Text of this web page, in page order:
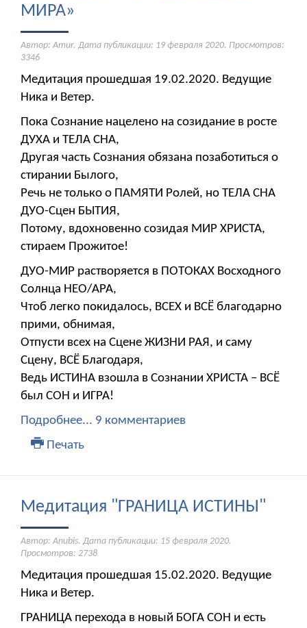
МИРА»
Автор: Amur. Дата публикации: 19 февраля 2020. Просмотров:
3346
Медитация прошедшая 19.02.2020. Ведущие
Ника и Ветер.
Пока Сознание нацелено на созидание в росте
ДУХА и ТЕЛА СНА,
Другая часть Сознания обязана позаботиться о
стирании Былого,
Речь не только о ПАМЯТИ Ролей, но ТЕЛА СНА
ДУО-Сцен БЫТИЯ,
Потому, вдохновенно созидая МИР ХРИСТА,
стираем Прожитое!
ДУО-МИР растворяется в ПОТОКАХ Восходного
Солнца НЕО/АРА,
Чтоб легко покидалось, ВСЕХ и ВСЁ благодарно
прими, обнимая,
Отпусти всех на Сцене ЖИЗНИ РАЯ, и саму
Сцену, ВСЁ Благодаря,
Ведь ИСТИНА взошла в Сознании ХРИСТА – ВСЁ
был СОН и ИГРА!
Подробнее... 9 комментариев
Печать
Медитация "ГРАНИЦА ИСТИНЫ"
Автор: Anubis. Дата публикации: 15 февраля 2020.
Просмотров: 2738
Медитация прошедшая 15.02.2020. Ведущие
Ника и Ветер.
ГРАНИЦА перехода в новый БОГА СОН и есть